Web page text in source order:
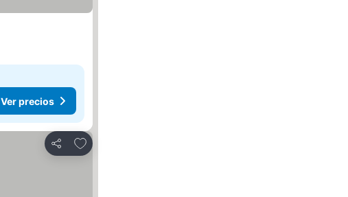
Ver precios
Compartir
Agregar a favoritos